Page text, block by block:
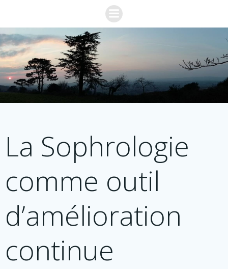
Aller
au
contenu
La Sophrologie
comme outil
d’amélioration
continue